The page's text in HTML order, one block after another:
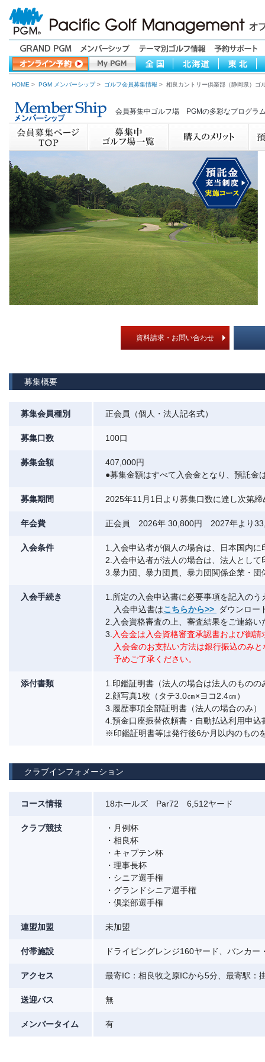
HOME > PGM メンバーシップ> ゴルフ会員募集情報 > 相良カントリー倶楽部（静岡県）ゴ
会員募集中ゴルフ場 PGMの多彩なプログラ
資料請求・お問い合わせ
募集概要
募集会員種別 正会員（個人・法人記名式）
募集口数 100口
募集金額
407,000円
●募集金額はすべて入会金となり、預託金
募集期間 2025年11月1日より募集口数に達し次第
年会費 正会員 2026年 30,800円 2027年より
入会条件
1.入会申込者が個人の場合は、日本国内に
2.入会申込者が法人の場合は、法人として
3.暴力団、暴力団員、暴力団関係企業・
入会手続き
1.所定の入会申込書に必要事項を記入の
入会申込書はこちらから>>
ダウンロー
2.入会資格審査の上、審査結果をご連絡い
3. 入会金は入会資格審査承認書および御
入会金のお支払い方法は銀行振込のみ
予めご了承ください。
添付書類
1.印鑑証明書（法人の場合は法人のものの
2.顔写真1枚（タテ3.0㎝×ヨコ2.4㎝）
3.履歴事項全部証明書（法人の場合のみ）
4.預金口座振替依頼書・自動払込利用申
※印鑑証明書等は発行後6か月以内のもの
クラブインフォメーション
コース情報 18ホールズ Par72 6,512ヤード
クラブ競技
・月例杯
・相良杯
・キャプテン杯
・理事長杯
・シニア選手権
・グランドシニア選手権
・倶楽部選手権
連盟加盟 未加盟
付帯施設 ドライビングレンジ160ヤード、バンカー
アクセス 最寄IC：相良牧之原ICから5分、最寄駅：
送迎バス 無
メンバータイム 有